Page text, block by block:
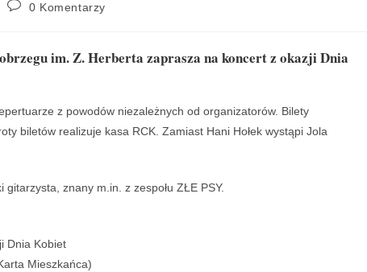
0 Komentarzy
im. Z. Herberta zaprasza na koncert z okazji Dnia
z powodów niezależnych od organizatorów. Bilety
biletów realizuje kasa RCK. Zamiast Hani Hołek wystąpi Jola
gitarzysta, znany m.in. z zespołu ZŁE PSY.
Dnia Kobiet
Mieszkańca)